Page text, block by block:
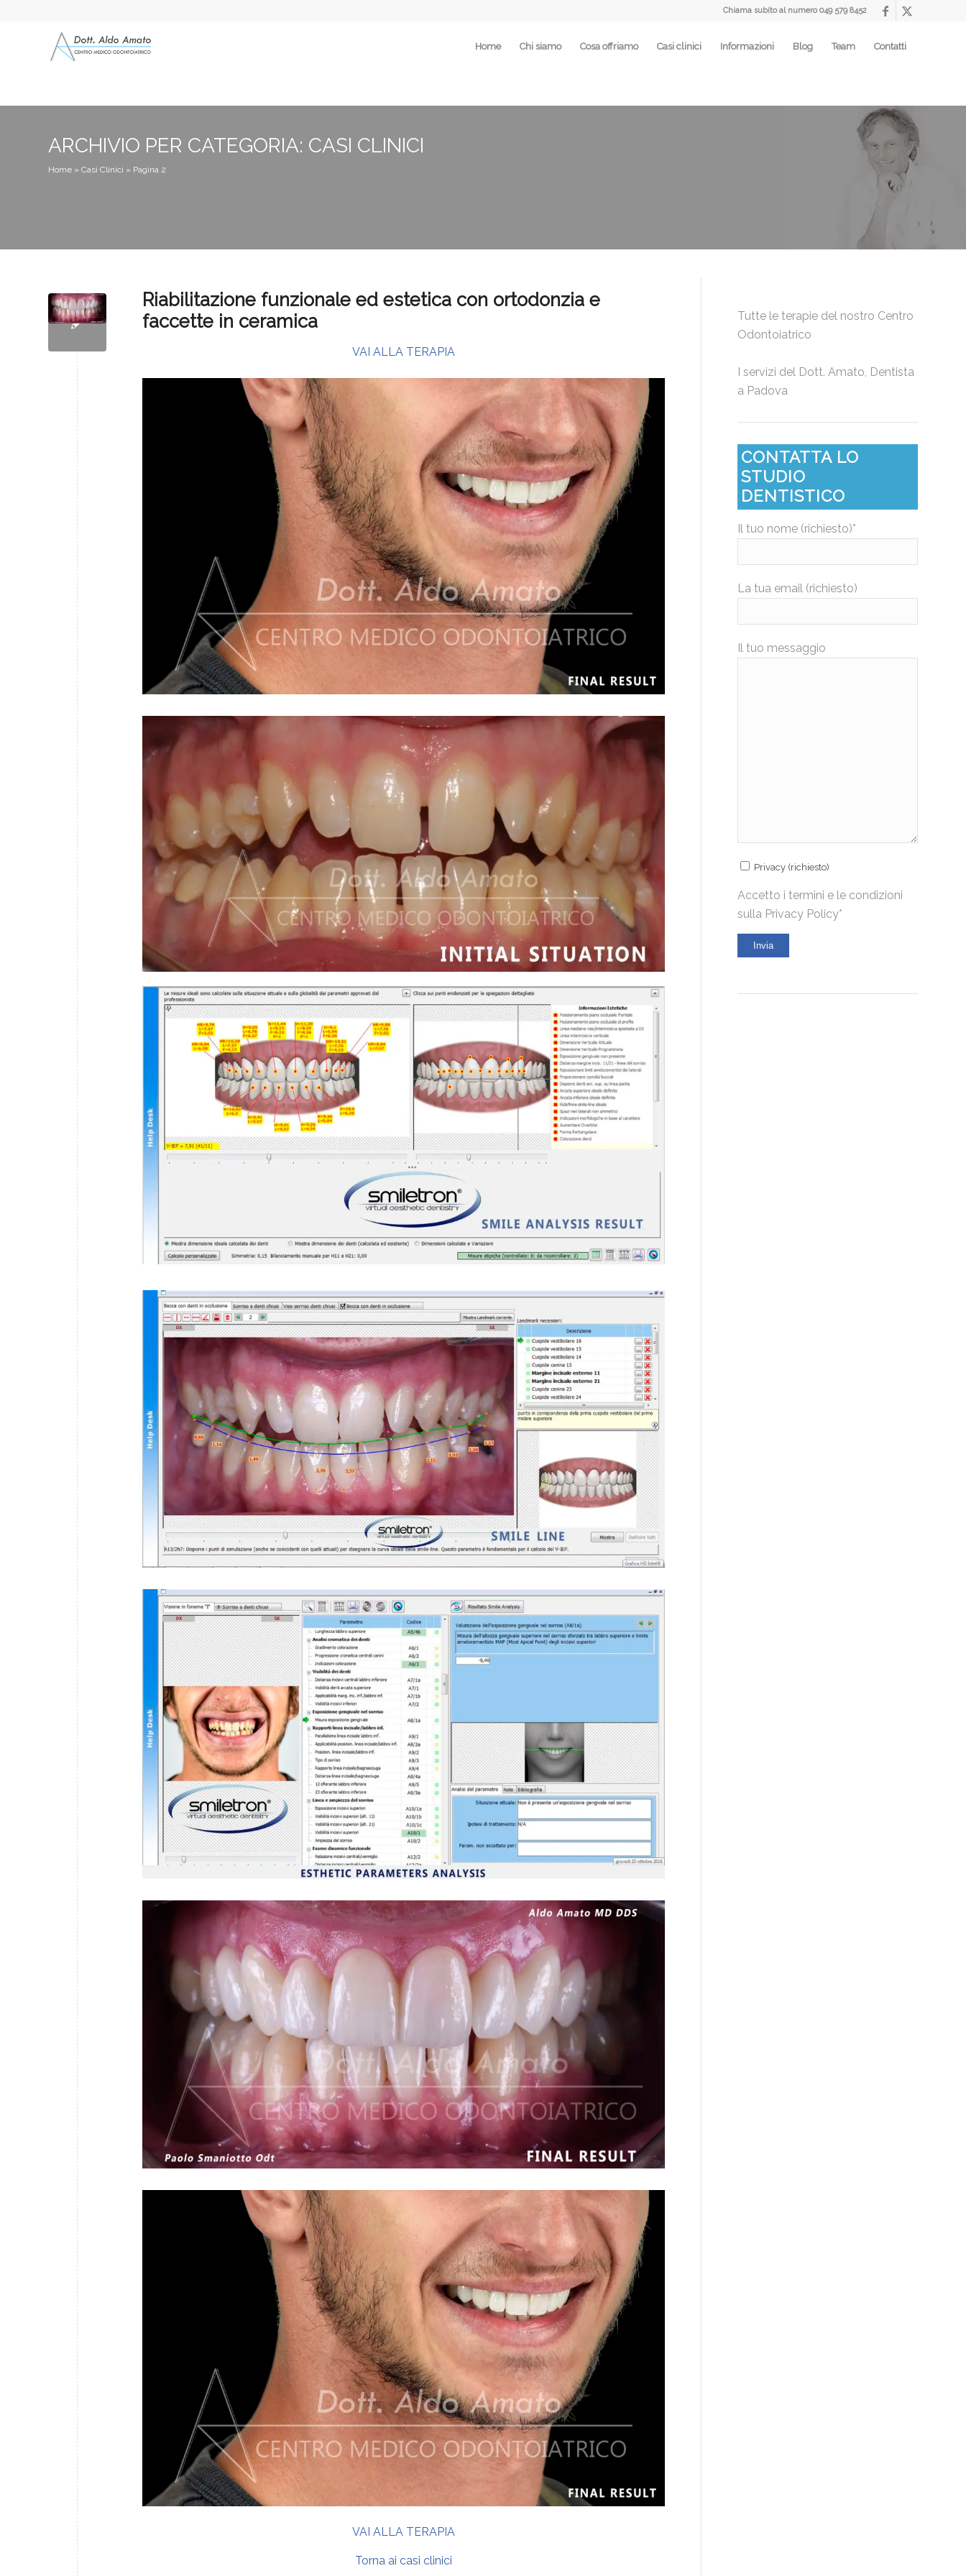
Chiama subito al numero049 579 8452
Home Chi siamo Cosa offriamo Casi clinici Informazioni Blog Team Contatti
ARCHIVIO PER CATEGORIA: CASI CLINICI
Home » Casi Clinici » Pagina 2
Riabilitazione funzionale ed estetica con ortodonzia e
faccette in ceramica
VAI ALLA TERAPIA
VAI ALLA TERAPIA
Torna ai casi clinici
Tutte le terapie del nostro Centro
Odontoiatrico
I servizi del Dott. Amato, Dentista
a Padova
CONTATTA LO
STUDIO
DENTISTICO
Il tuo nome (richiesto)*
La tua email (richiesto)
Il tuo messaggio
Privacy (richiesto)
Accetto i termini e le condizioni
sulla Privacy Policy*